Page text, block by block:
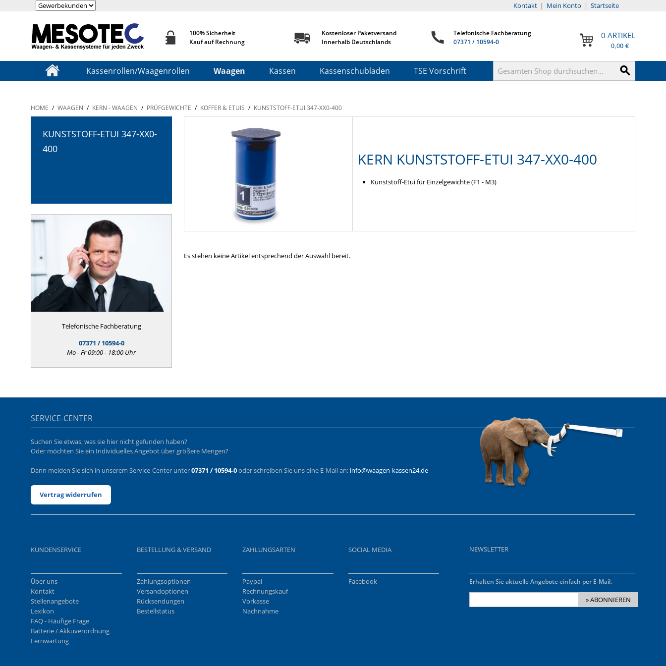
Startseite
|
Mein Konto
|
Kontakt
0 ARTIKEL
0,00 €
100% Sicherheit
Kauf auf Rechnung
Kostenloser Paketversand
Innerhalb Deutschlands
Telefonische Fachberatung
07371 / 10594-0
Kassenrollen/Waagenrollen Waagen Kassen Kassenschubladen TSE Vorschrift
HOME / WAAGEN / KERN - WAAGEN / PRÜFGEWICHTE / KOFFER & ETUIS / KUNSTSTOFF-ETUI 347-XX0-400
KUNSTSTOFF-ETUI 347-XX0-
400
Telefonische Fachberatung
07371 / 10594-0
Mo - Fr 09:00 - 18:00 Uhr
KERN KUNSTSTOFF-ETUI 347-XX0-400
Kunststoff-Etui für Einzelgewichte (F1 - M3)
Es stehen keine Artikel entsprechend der Auswahl bereit.
SERVICE-CENTER
Suchen Sie etwas, was sie hier nicht gefunden haben?
Oder möchten Sie ein Individuelles Angebot über größere Mengen?
Dann melden Sie sich in unserem Service-Center unter07371 / 10594-0oder schreiben Sie uns eine E-Mail an: info@waagen-kassen24.de
Vertrag widerrufen
KUNDENSERVICE
Über uns
Kontakt
Stellenangebote
Lexikon
FAQ - Häufige Frage
Batterie / Akkuverordnung
Fernwartung
BESTELLUNG & VERSAND
Zahlungsoptionen
Versandoptionen
Rücksendungen
Bestellstatus
ZAHLUNGSARTEN
Paypal
Rechnungskauf
Vorkasse
Nachnahme
SOCIAL MEDIA
Facebook
NEWSLETTER
Erhalten Sie aktuelle Angebote einfach per E-Mail.
» ABONNIEREN